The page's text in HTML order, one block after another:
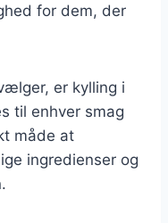
for dem, der
er kylling i
til enhver smag
måde at
ingredienser og